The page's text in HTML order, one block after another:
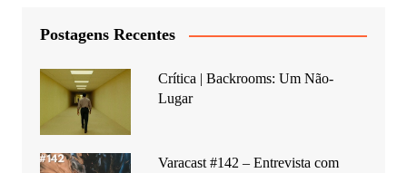
Postagens Recentes
Crítica | Backrooms: Um Não-
Lugar
Varacast #142 – Entrevista com